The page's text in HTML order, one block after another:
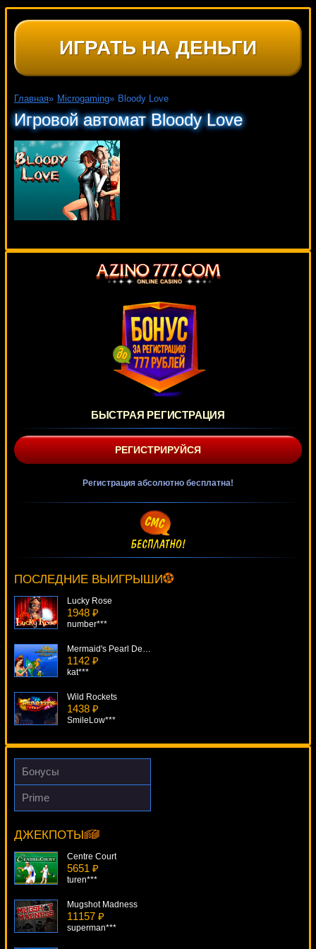
ИГРАТЬ НА ДЕНЬГИ
Главная» Microgaming» Bloody Love
Игровой автомат Bloody Love
БЫСТРАЯ РЕГИСТРАЦИЯ
РЕГИСТРИРУЙСЯ
Регистрация абсолютно бесплатна!
ПОСЛЕДНИЕ ВЫИГРЫШИ
sgvwood***
Lucky Rose
1948 ₽
number***
1142 ₽
kat***
Wild Rockets
1438 ₽
SmileLow***
Fruit Zen
1432 ₽
Arctic Fortune
3093 ₽
sgvwood***
Бонусы
Prime
ДЖЕКПОТЫ
Weekend In Vegas
Cteb***
Centre Court
5651 ₽
turen***
Mugshot Madness
11157 ₽
superman***